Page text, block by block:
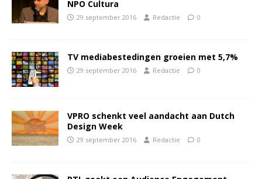
NPO Cultura
29 september 2016 Redactie 0
TV mediabestedingen groeien met 5,7%
29 september 2016 Redactie 0
VPRO schenkt veel aandacht aan Dutch
Design Week
29 september 2016 Redactie 0